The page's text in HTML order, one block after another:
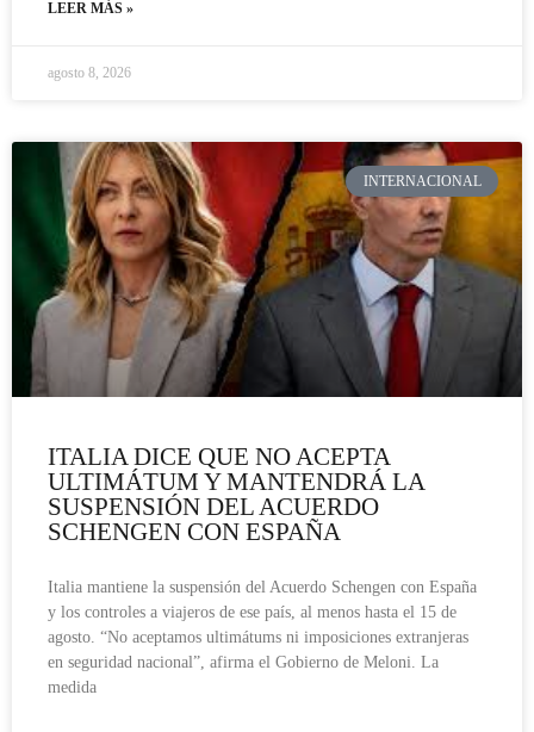
LEER MÁS »
agosto 8, 2026
INTERNACIONAL
ITALIA DICE QUE NO ACEPTA
ULTIMÁTUM Y MANTENDRÁ LA
SUSPENSIÓN DEL ACUERDO
SCHENGEN CON ESPAÑA
Italia mantiene la suspensión del Acuerdo Schengen con España
y los controles a viajeros de ese país, al menos hasta el 15 de
agosto. “No aceptamos ultimátums ni imposiciones extranjeras
en seguridad nacional”, afirma el Gobierno de Meloni. La
medida